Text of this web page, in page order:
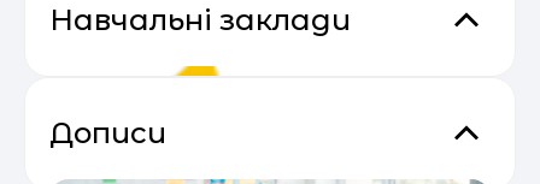
Навчальні заклади
Дописи